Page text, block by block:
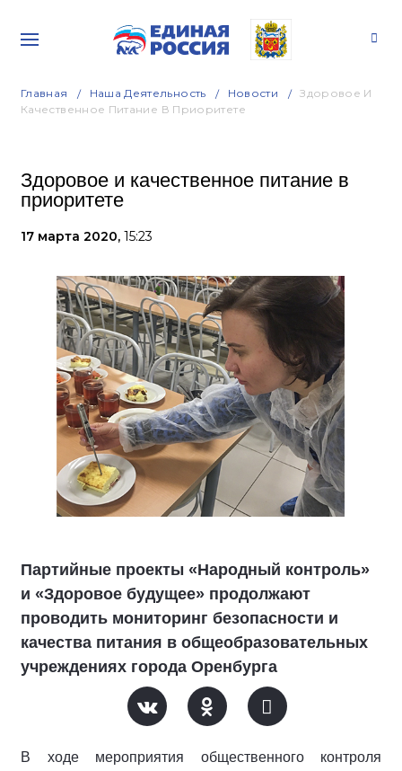
Главная Наша Деятельность Новости
Здоровое И
Качественное Питание В Приоритете
Здоровое и качественное питание в
приоритете
17 марта 2020, 15:23
Партийные проекты «Народный контроль»
и «Здоровое будущее» продолжают
проводить мониторинг безопасности и
качества питания в общеобразовательных
учреждениях города Оренбурга
В ходе мероприятия общественного контроля